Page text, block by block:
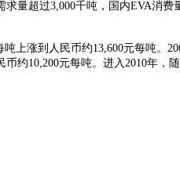
量超过3,000千吨，国内EVA消
涨到人民币约13,600元每吨。
约10,200元每吨。进入2010年，